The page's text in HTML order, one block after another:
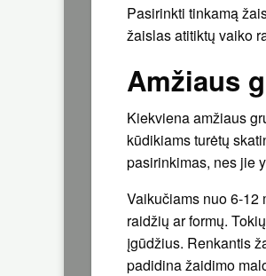
Pasirinkti tinkamą
žaislas atitiktų vaiko
Amžiaus
Kiekviena amžiaus
kūdikiams turėtų
pasirinkimas, nes jie
Vaikučiams nuo 6-12
raidžių ar formų.
įgūdžius. Renkantis
padidina žaidimo